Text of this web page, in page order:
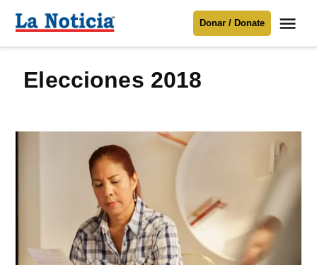
Para mantenerte informado necesitamos
contenido
Noticia
Donar / Donate
elecciones 2018